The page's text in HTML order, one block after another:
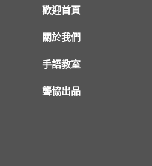
歡迎首頁
關於我們
手語教室
聾協出品